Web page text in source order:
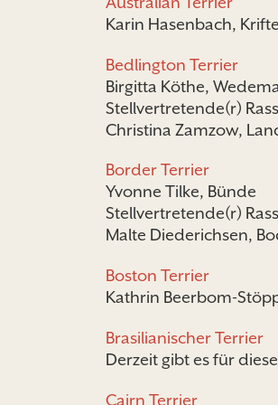
Karin Hasenbach,
Bedlington Terrier
Birgitta Köthe,
Stellvertretende(r)
Christina Zamzow,
Border Terrier
Yvonne Tilke, Bünde
Stellvertretende(r)
Malte Diederichsen,
Boston Terrier
Kathrin Beerbom-
Brasilianischer Terrier
Derzeit gibt es für
Cairn Terrier